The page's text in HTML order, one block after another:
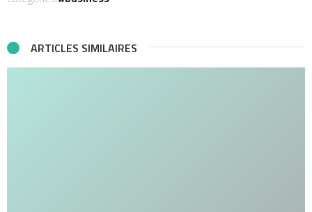
ARTICLES SIMILAIRES